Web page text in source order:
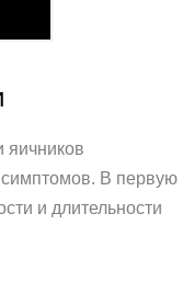
симптомов. В первую
и длительности